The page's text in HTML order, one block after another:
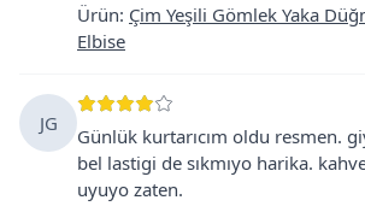
Ürün: Çim Yeşili Gömlek Yaka
Elbise
JG
Günlük kurtarıcım oldu resmen.
bel lastigi de sıkmıyo harika.
uyuyo zaten.